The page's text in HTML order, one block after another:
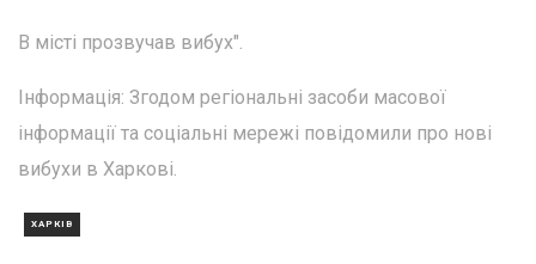
В місті прозвучав вибух".
Інформація: Згодом регіональні засоби масової
інформації та соціальні мережі повідомили про нові
вибухи в Харкові.
ХАРКІВ